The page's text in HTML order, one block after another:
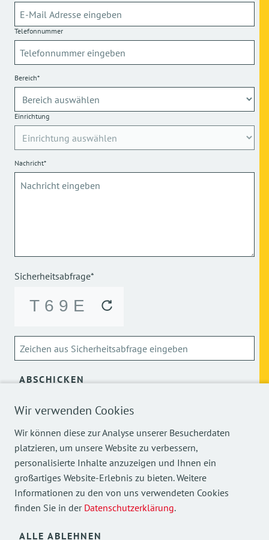
Wir verwenden Cookies
Wir können diese zur Analyse unserer Besucherdaten
platzieren, um unsere Website zu verbessern,
personalisierte Inhalte anzuzeigen und Ihnen ein
großartiges Website-Erlebnis zu bieten. Weitere
Informationen zu den von uns verwendeten Cookies
finden Sie in der Datenschutzerklärung.
ALLE ABLEHNEN
Telefonnummer
Bereich*
Einrichtung
Nachricht*
Sicherheitsabfrage*
ABSCHICKEN
Über die Verarbeitung meiner personenbezogenen Daten
Mehr Einblicke in unsere Arbeit finden Sie auch auf
unseren Social Media Kanälen.